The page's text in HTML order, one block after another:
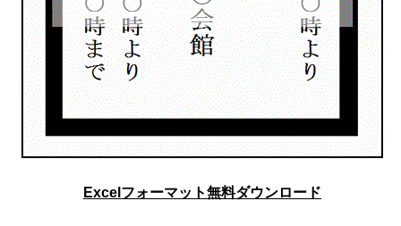
Excelフォーマット無料ダウンロード